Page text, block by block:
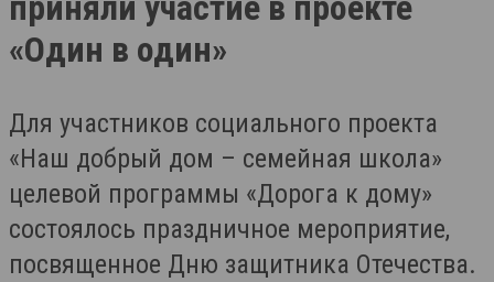
«Один в один»
Для участников социального проекта
«Наш добрый дом – семейная школа»
целевой программы «Дорога к дому»
состоялось праздничное мероприятие,
посвященное Дню защитника Отечества.